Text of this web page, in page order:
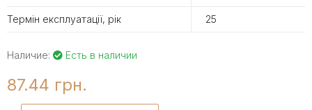
Термін експлуатації, рік 25
Наличие: Есть в наличии
87.44 грн.